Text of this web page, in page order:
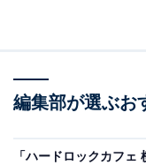
ンや洋食店を経て
ン店を」という思
家」で店長を務め
編集部が選ぶお
「ハードロックカフェ